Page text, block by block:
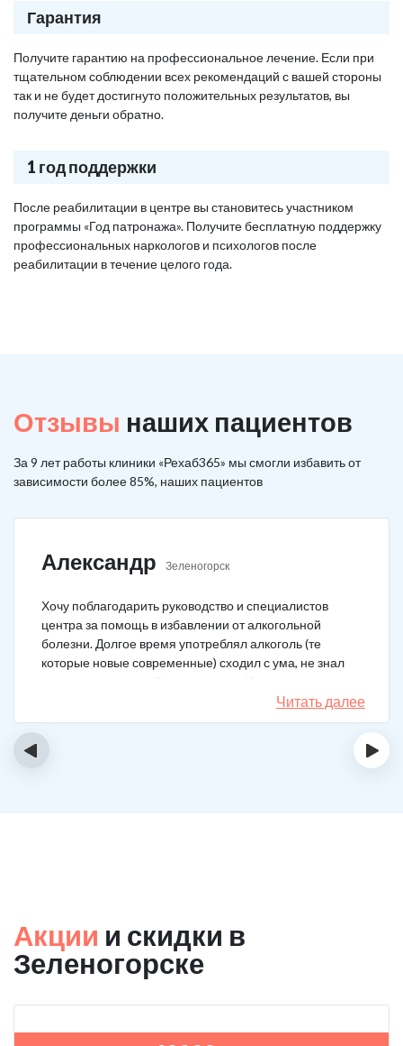
Гарантия
Получите гарантию на профессиональное лечение. Если при
тщательном соблюдении всех рекомендаций с вашей стороны
так и не будет достигнуто положительных результатов, вы
получите деньги обратно.
1 год поддержки
После реабилитации в центре вы становитесь участником
программы «Год патронажа». Получите бесплатную поддержку
профессиональных наркологов и психологов после
реабилитации в течение целого года.
Отзывы наших пациентов
За 9 лет работы клиники «Рехаб365» мы смогли избавить от
зависимости более 85%, наших пациентов
Александр Зеленогорск
Хочу поблагодарить руководство и специалистов
центра за помощь в избавлении от алкогольной
болезни. Долгое время употреблял алкоголь (те
которые новые современные) сходил с ума, не знал
куда деться от своей зависимости. Искал тех кто
сможет мне помочь в интернете, позвонил, приехал.
На сегодняшний день не употребляю!
Читать далее
‹ ›
Акции и скидки в
Зеленогорске